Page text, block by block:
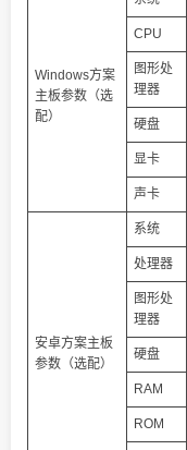
Windows方案
主板参数（选
配）
CPU
图形处
理器
硬盘
显卡
声卡
安卓方案主板
参数（选配）
系统
处理器
图形处
理器
硬盘
RAM
ROM